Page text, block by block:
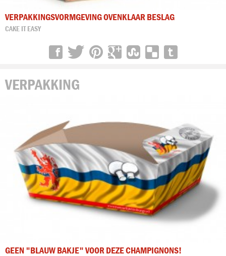
VERPAKKINGSVORMGEVING OVENKLAAR BESLAG
CAKE IT EASY
VERPAKKING
GEEN "BLAUW BAKJE" VOOR DEZE CHAMPIGNONS!